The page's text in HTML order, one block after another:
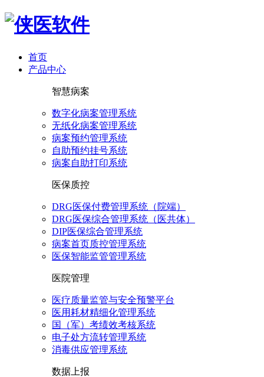
首页
产品中心
智慧病案
数字化病案管理系统
无纸化病案管理系统
病案预约管理系统
自助预约挂号系统
病案自助打印系统
医保质控
DRG医保付费管理系统（院端）
DRG医保综合管理系统（医共体）
DIP医保综合管理系统
病案首页质控管理系统
医保智能监管管理系统
医院管理
医疗质量监管与安全预警平台
医用耗材精细化管理系统
国（军）考绩效考核系统
电子处方流转管理系统
消毒供应管理系统
数据上报